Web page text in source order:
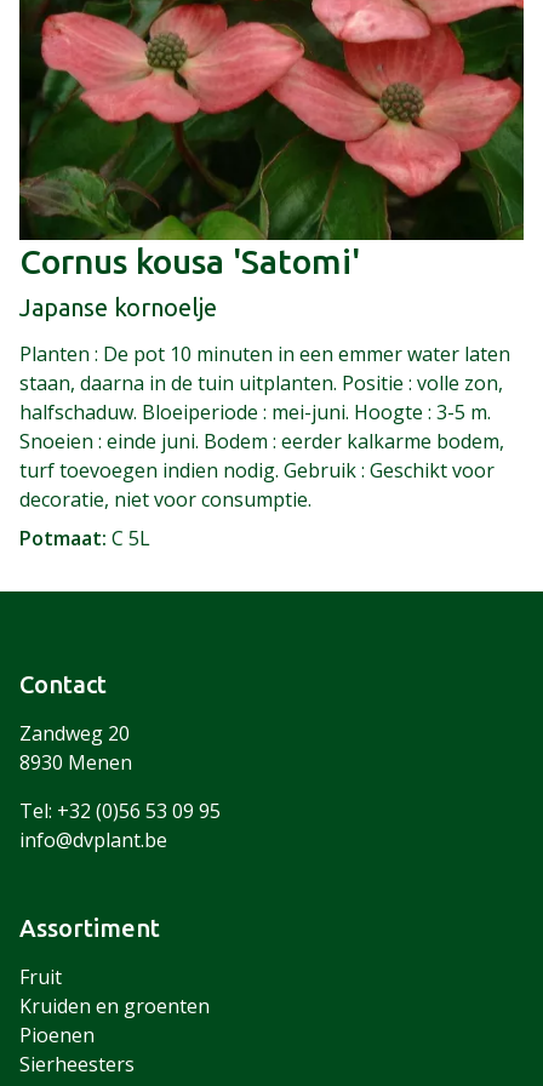
Cornus kousa 'Satomi'
Japanse kornoelje
Planten : De pot 10 minuten in een emmer water laten
staan, daarna in de tuin uitplanten. Positie : volle zon,
halfschaduw. Bloeiperiode : mei-juni. Hoogte : 3-5 m.
Snoeien : einde juni. Bodem : eerder kalkarme bodem,
turf toevoegen indien nodig. Gebruik : Geschikt voor
decoratie, niet voor consumptie.
Potmaat C 5L
Contact
Zandweg 20
8930 Menen
Tel: +32 (0)56 53 09 95
info@dvplant.be
Assortiment
Fruit
Kruiden en groenten
Pioenen
Sierheesters